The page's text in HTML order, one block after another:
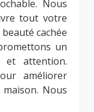
Nous
tout votre
cachée
un
et attention.
améliorer
Nous